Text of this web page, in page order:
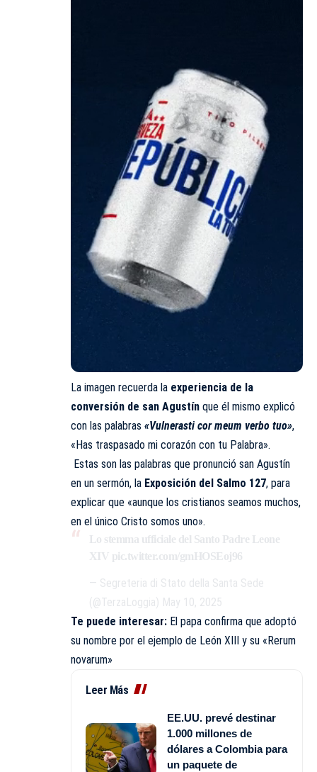
La imagen recuerda la experiencia de la
conversión de san Agustín que él mismo explicó
con las palabras «Vulnerasti cor meum verbo tuo»,
«Has traspasado mi corazón con tu Palabra».
Estas son las palabras que pronunció san Agustín
en un sermón, la Exposición del Salmo 127, para
explicar que «aunque los cristianos seamos muchos,
en el único Cristo somos uno».
Lo stemma ufficiale del Santo Padre Leone
XIV pic.twitter.com/gmHOSEoj96
— Segreteria di Stato della Santa Sede
(@TerzaLoggia) May 10, 2025
Te puede interesar: El papa confirma que adoptó
su nombre por el ejemplo de León XIII y su «Rerum
novarum»
Leer Más
EE.UU. prevé destinar
1.000 millones de
dólares a Colombia para
un paquete de